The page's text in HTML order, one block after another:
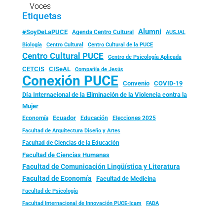
Voces
Etiquetas
#SoyDeLaPUCE Agenda Centro Cultural Alumni
AUSJAL
Biología
Centro Cultural Centro Cultural de la PUCE
Centro Cultural PUCE Centro de Psicología Aplicada
CETCIS CISeAL Compañía de Jesús
Conexión PUCE Convenio
COVID-19
Día Internacional de la Eliminación de la Violencia contra la
Mujer
Economía Ecuador Educación Elecciones 2025
Facultad de Arquitectura Diseño y Artes
Facultad de Ciencias de la Educación
Facultad de Ciencias Humanas
Facultad de Comunicación Lingüística y Literatura
Facultad de Economía Facultad de Medicina
Facultad de Psicología
Facultad Internacional de Innovación PUCE-Icam FADA